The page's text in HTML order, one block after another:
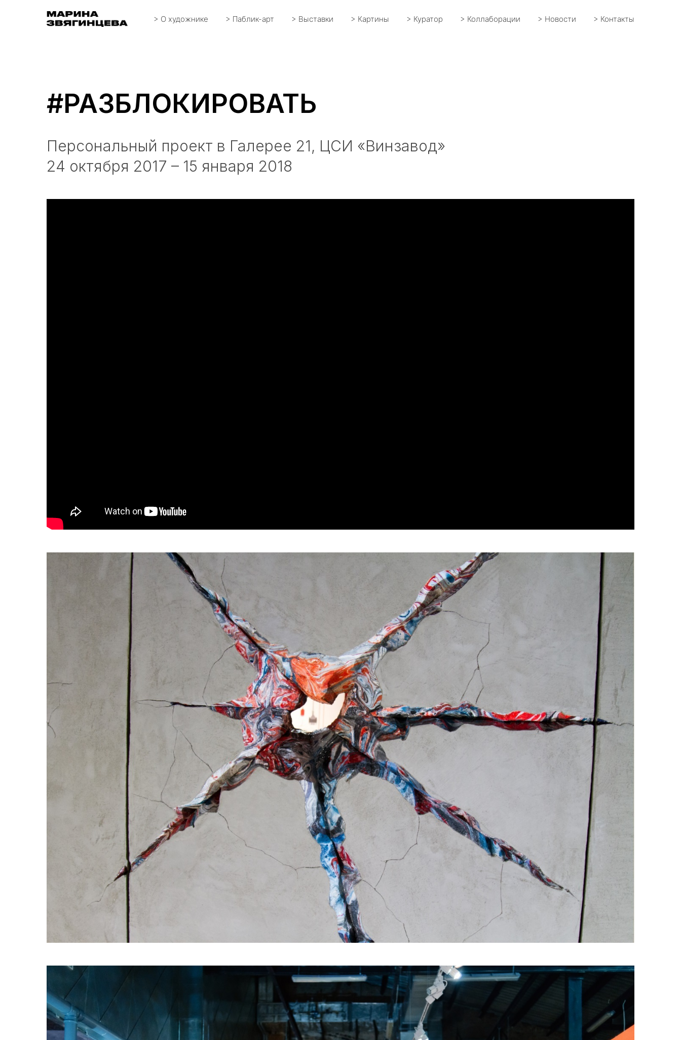
> О художнике > Паблик-арт > Выставки > Картины > Куратор > Коллаборации > Новости > Контакты
#РАЗБЛОКИРОВАТЬ
Персональный проект в Галерее 21, ЦСИ «Винзавод»
24 октября 2017 – 15 января 2018